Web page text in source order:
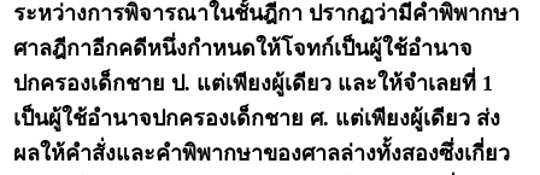
ระหว่างการพิจารณาในชั้นฎีกา ปรากฏว่ามีคำพิพากษา
ศาลฎีกาอีกคดีหนึ่งกำหนดให้โจทก์เป็นผู้ใช้อำนาจ
ปกครองเด็กชาย ป. แต่เพียงผู้เดียว และให้จำเลยที่ 1
เป็นผู้ใช้อำนาจปกครองเด็กชาย ศ. แต่เพียงผู้เดียว ส่ง
ผลให้คำสั่งและคำพิพากษาของศาลล่างทั้งสองซึ่งเกี่ยว